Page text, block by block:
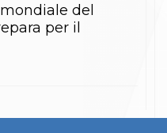
del
per il